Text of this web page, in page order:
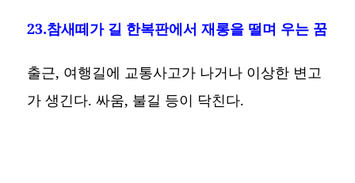
23.참새떼가 길 한복판에서 재롱을 떨며 우는 꿈
출근, 여행길에 교통사고가 나거나 이상한 변고
가 생긴다. 싸움, 불길 등이 닥친다.